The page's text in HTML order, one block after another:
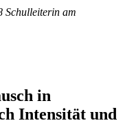
Schulleiterin am
in
Intensität und